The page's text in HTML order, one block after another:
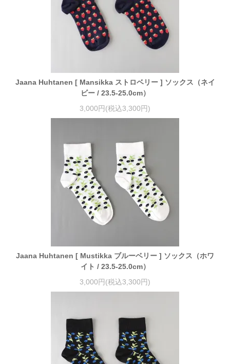
Jaana Huhtanen [ Mansikka ストロベリー ] ソックス（ネイ
ビー / 23.5-25.0cm）
3,000円(税込3,300円)
Jaana Huhtanen [ Mustikka ブルーベリー ] ソックス（ホワ
イト / 23.5-25.0cm）
3,000円(税込3,300円)